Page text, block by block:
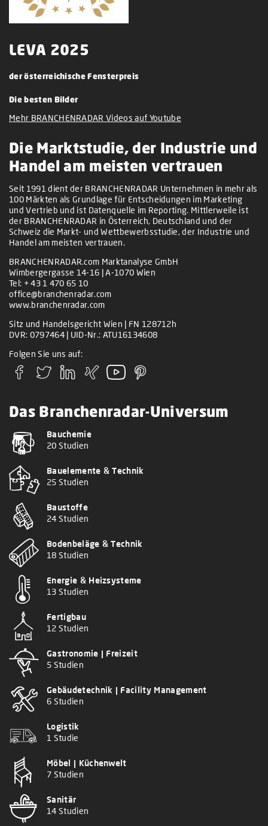
LEVA 2025
der österreichische Fensterpreis
Die besten Bilder
Mehr BRANCHENRADAR Videos auf Youtube
Die Marktstudie, der Industrie und
Handel am meisten vertrauen
Seit 1991 dient der BRANCHENRADAR Unternehmen in mehr als
100 Märkten als Grundlage für Entscheidungen im Marketing
und Vertrieb und ist Datenquelle im Reporting. Mittlerweile ist
der BRANCHENRADAR in Österreich, Deutschland und der
Schweiz die Markt- und Wettbewerbsstudie, der Industrie und
Handel am meisten vertrauen.
BRANCHENRADAR.com Marktanalyse GmbH
Wimbergergasse 14-16 | A-1070 Wien
Tel: + 43 1 470 65 10
office@branchenradar.com
www.branchenradar.com
Sitz und Handelsgericht Wien | FN 128712h
DVR: 0797464 | UID-Nr.: ATU16134608
Folgen Sie uns auf:
Das Branchenradar-Universum
Bauchemie
20 Studien
Bauelemente & Technik
25 Studien
Baustoffe
24 Studien
Bodenbeläge & Technik
18 Studien
Energie & Heizsysteme
13 Studien
Fertigbau
12 Studien
Gastronomie | Freizeit
5 Studien
Gebäudetechnik | Facility Management
6 Studien
Logistik
1 Studie
Möbel | Küchenwelt
7 Studien
Sanitär
14 Studien